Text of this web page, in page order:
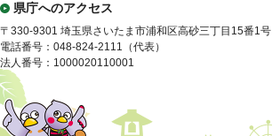
県庁へのアクセス
〒330-9301 埼玉県さいたま市浦和区高砂三丁目15番1号
電話番号：048-824-2111（代表）
法人番号：1000020110001